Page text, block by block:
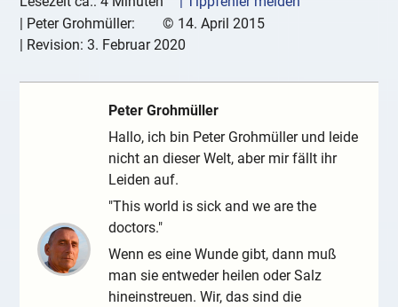
Peter Grohmüller: © 14. April 2015
| Revision:3. Februar 2020
Peter Grohmüller
Hallo, ich bin Peter Grohmüller und leide
nicht an dieser Welt, aber mir fällt ihr
Leiden auf.
"This world is sick and we are the
doctors."
Wenn es eine Wunde gibt, dann muß
man sie entweder heilen oder Salz
hineinstreuen. Wir, das sind die